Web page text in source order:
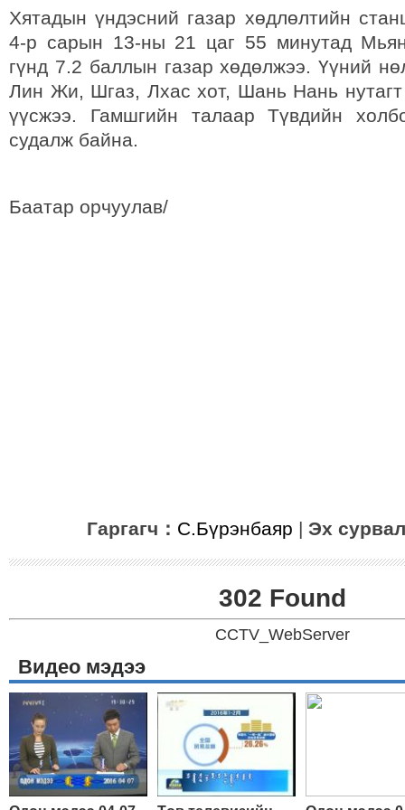
Хятадын үндэсний газар хөдлөлтийн
4-р сарын 13-ны 21 цаг 55 минутад
гүнд 7.2 баллын газар хөдөлжээ. Үүний
Лин Жи, Шгаз, Лхас хот, Шань Нань нутагт
үүсжээ. Гамшгийн талаар Түвдийн
судалж байна.
Баатар орчуулав/
Гаргагч： С.Бүрэнбаяр | Эх
302 Found
CCTV_WebServer
Видео мэдээ